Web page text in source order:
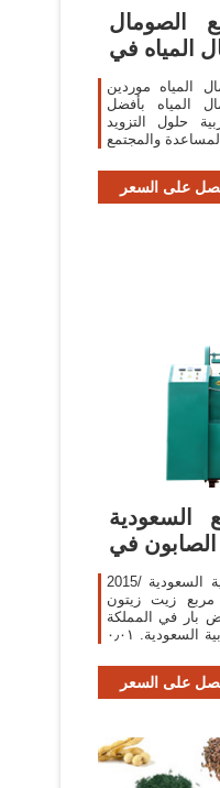
الصومال
المياه في
المياه موردين
المياه بأفضل
حلول التزويد
والمجتمع
على السعر
السعودية
الصابون في
صابون فندق نجوم المملكة العربية السعودية /2015
زيت زيتون
بار في المملكة
العربية السعودية. ٠٫٠١ us$-٠٫١٥ us$ / قطع . 3000
على السعر